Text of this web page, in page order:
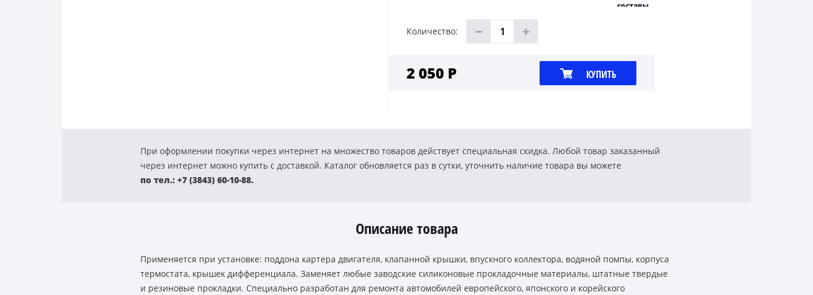
составы
Количество:
2 050 Р КУПИТЬ
При оформлении покупки через интернет на множество товаров действует специальная скидка. Любой товар заказанный
через интернет можно купить с доставкой. Каталог обновляется раз в сутки, уточнить наличие товара вы можете
по тел.: +7 (3843) 60-10-88.
Описание товара
Применяется при установке: поддона картера двигателя, клапанной крышки, впускного коллектора, водяной помпы, корпуса
термостата, крышек дифференциала. Заменяет любые заводские силиконовые прокладочные материалы, штатные твердые
и резиновые прокладки. Специально разработан для ремонта автомобилей европейского, японского и корейского